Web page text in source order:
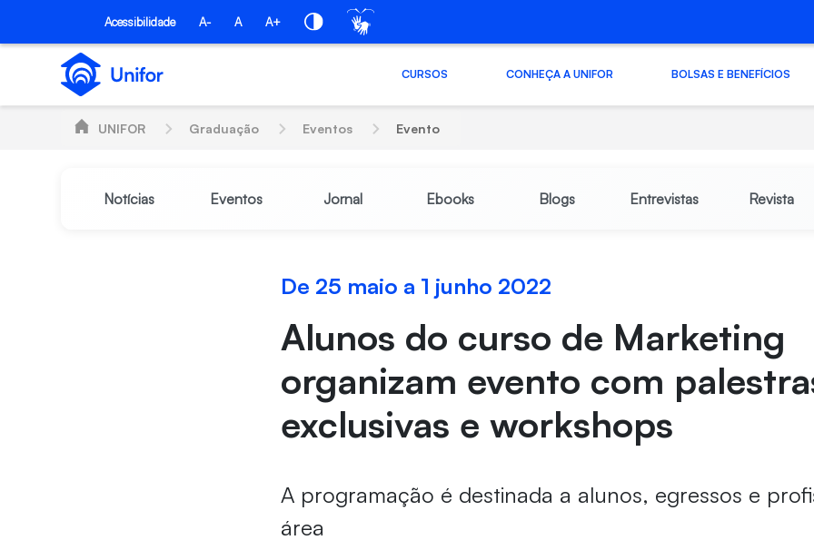
Skip to Main ContentAcessibilidade A- A A+
CURSOS CONHEÇA A UNIFOR BOLSAS E BENEFÍCIOS
UNIFOR Graduação Eventos Evento
Notícias Eventos Jornal Ebooks Blogs Entrevistas Revista
De 25 maio a 1 junho 2022
Alunos do curso de Marketing
organizam evento com
exclusivas e workshops
A programação é destinada a alunos, egressos e
área